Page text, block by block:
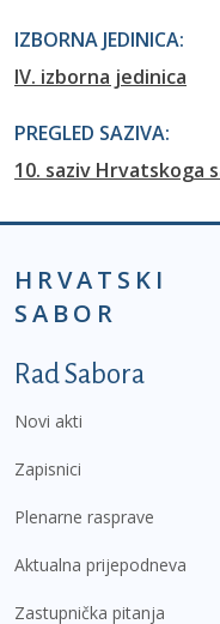
IZBORNA JEDINICA:
IV. izborna jedinica
PREGLED SAZIVA:
10. saziv Hrvatskoga
HRVATSKI
SABOR
Podnožje prvi
Rad Sabora
Novi akti
Zapisnici
Plenarne rasprave
Aktualna prijepodneva
Zastupnička pitanja